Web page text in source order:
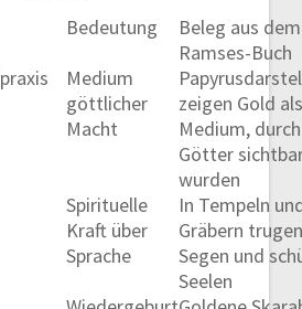
Bedeutung
Beleg aus dem
Ramses-Buch
Medium
göttlicher
Macht
zeigen Gold als
Medium,
Götter
wurden
Spirituelle
Kraft über
Sprache
In Tempeln
Gräbern
Segen und
Seelen